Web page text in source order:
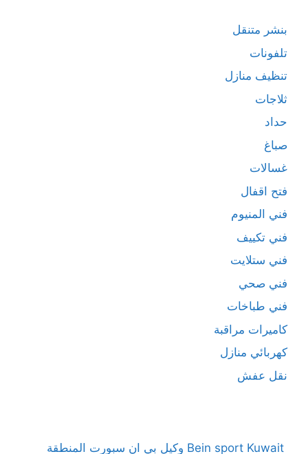
بنشر متنقل
تلفونات
تنظيف منازل
ثلاجات
حداد
صباغ
غسالات
فتح اقفال
فني المنيوم
فني تكييف
فني ستلايت
فني صحي
فني طباخات
كاميرات مراقبة
كهربائي منازل
نقل عفش
Bein sport Kuwait وكيل بي ان سبورت المنطقة